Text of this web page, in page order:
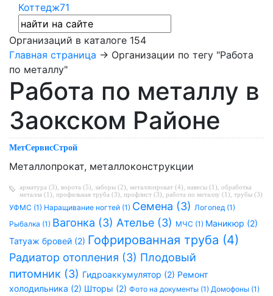
Коттедж71
Организаций в каталоге 154
Главная страница → Организации по тегу "Работа
по металлу"
Работа по металлу в
Заокском Районе
МетСервисСтрой
Металлопрокат, металлоконструкции
арматура (3) ворота (5) заборы (2) металлопрокат (4) навесы (1) обработка
металла (1) профильная труба (3) профлист (3) работа по металлу (1) трубы (3)
УФМС (1) Наращивание ногтей (1) Семена (3) Логопед (1)
Рыбалка (1) Вагонка (3) Ателье (3) МЧС (1) Маникюр (2)
Татуаж бровей (2) Гофрированная труба (4)
Радиатор отопления (3) Плодовый
питомник (3) Гидроаккумулятор (2) Ремонт
холодильника (2) Шторы (2) Фото на документы (1) Домофоны (1)